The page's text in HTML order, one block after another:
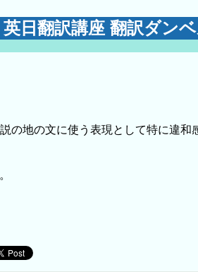
英日翻訳講座 翻訳ダン
の地の文に使う表現として特に違和